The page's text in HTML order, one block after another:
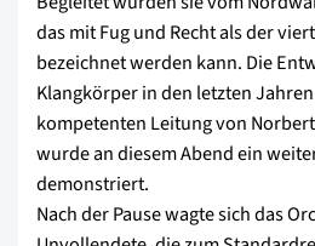
das mit Fug und Recht als der
bezeichnet werden kann. Die
Klangkörper in den letzten
kompetenten Leitung von
wurde an diesem Abend ein
demonstriert.
Nach der Pause wagte sich das